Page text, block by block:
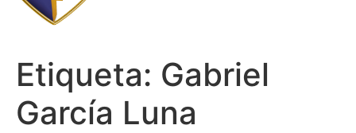
Etiqueta: Gabriel
García Luna